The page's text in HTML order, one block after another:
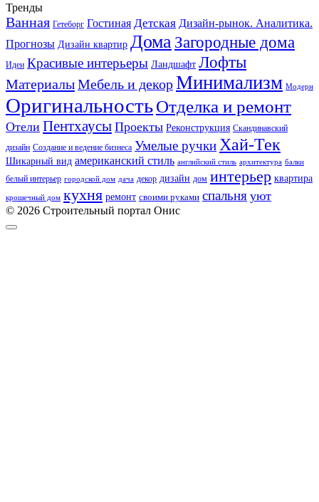
Тренды
Ванная Гетеборг Гостиная Детская Дизайн-рынок. Аналитика.
Прогнозы Дизайн квартир Дома Загородные дома
Идеи Красивые интерьеры Ландшафт Лофты
МатериалыМебель и декорМинимализм Модерн
ОригинальностьОтделка и ремонт
Отели Пентхаусы Проекты Реконструкция Скандинавский
дизайн Создание и ведение бизнеса Умелые ручки Хай-Тек
Шикарный вид американский стиль английский стиль архитектура балки
белый интерьер городской дом дача декор дизайн дом интерьер квартира
крошечный дом кухня ремонт своими руками спальня уют
© 2026 Строительный портал Онис